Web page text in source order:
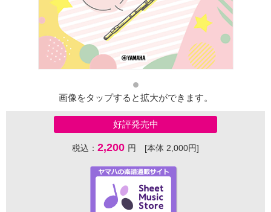
画像をタップすると拡大ができます。
好評発売中
税込： 2,200 円 [本体 2,000円]